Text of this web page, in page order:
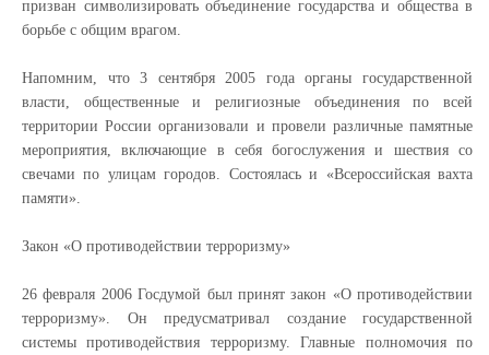
призван символизировать объединение государства и общества в
борьбе с общим врагом.
Напомним, что 3 сентября 2005 года органы государственной
власти, общественные и религиозные объединения по всей
территории России организовали и провели различные памятные
мероприятия, включающие в себя богослужения и шествия со
свечами по улицам городов. Состоялась и «Всероссийская вахта
памяти».
Закон «О противодействии терроризму»
26 февраля 2006 Госдумой был принят закон «О противодействии
терроризму». Он предусматривал создание государственной
системы противодействия терроризму. Главные полномочия по